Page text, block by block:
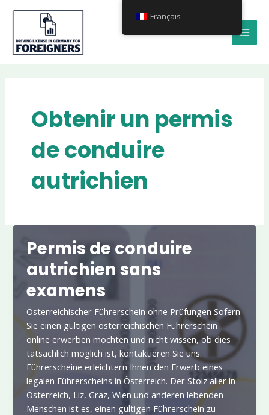
Obtenir un permis
de conduire
autrichien
Permis de conduire
autrichien sans
examens
Österreichischer Führerschein ohne Prüfungen Sofern
Sie einen gültigen österreichischen Führerschein
online erwerben möchten und nicht wissen, ob dies
tatsächlich möglich ist, kontaktieren Sie uns.
Führerscheine erleichtern Ihnen den Erwerb eines
legalen Führerscheins in Österreich. Der Stolz aller in
Österreich, Liz, Graz, Wien und anderen lebenden
Menschen ist es, einen gültigen Führerschein zu
Français